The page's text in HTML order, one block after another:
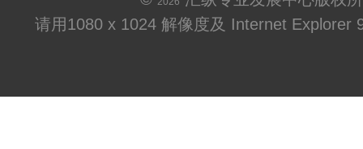
请用1080 x 1024 解像度及 Internet Explorer